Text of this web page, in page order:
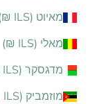
מאיוט (ILS ₪)
מאלי (ILS ₪)
מדגסקר (ILS ₪)
מוזמביק (ILS ₪)